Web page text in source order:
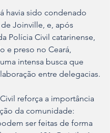
havia sido condenado
Joinville, e, após
Polícia Civil catarinense,
e preso no Ceará,
intensa busca que
entre delegacias.
reforça a importância
da comunidade:
ser feitas de forma